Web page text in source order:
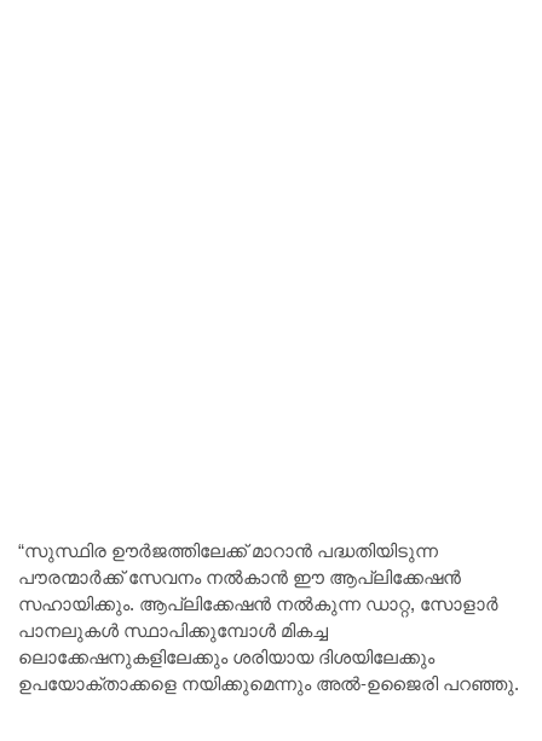
“സുസ്ഥിര ഊർജത്തിലേക്ക് മാറാൻ പദ്ധതിയിടുന്ന
പൗരന്മാർക്ക് സേവനം നൽകാൻ ഈ ആപ്ലിക്കേഷൻ
സഹായിക്കും. ആപ്ലിക്കേഷൻ നൽകുന്ന ഡാറ്റ, സോളാർ
പാനലുകൾ സ്ഥാപിക്കുമ്പോൾ മികച്ച
ലൊക്കേഷനുകളിലേക്കും ശരിയായ ദിശയിലേക്കും
ഉപയോക്താക്കളെ നയിക്കുമെന്നും അൽ-ഉജൈരി പറഞ്ഞു.